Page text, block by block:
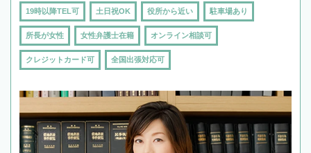
19時以降TEL可 土日祝OK 役所から近い 駐車場あり
所長が女性 女性弁護士在籍 オンライン相談可
クレジットカード可 全国出張対応可